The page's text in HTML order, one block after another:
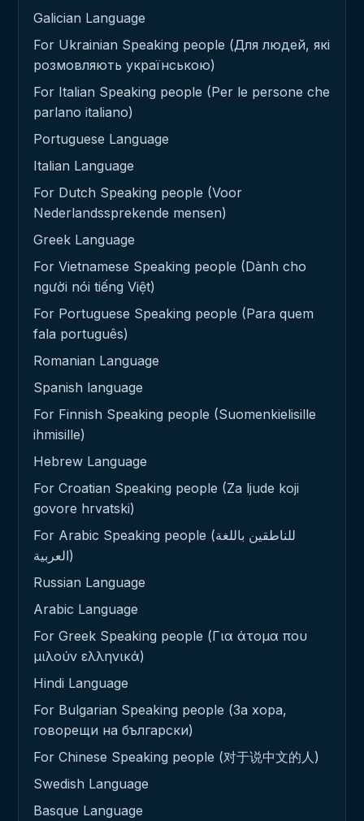
Galician Language
For Ukrainian Speaking people (Для людей, які
розмовляють українською)
For Italian Speaking people (Per le persone che
parlano italiano)
Portuguese Language
Italian Language
For Dutch Speaking people (Voor
Nederlandssprekende mensen)
Greek Language
For Vietnamese Speaking people (Dành cho
người nói tiếng Việt)
For Portuguese Speaking people (Para quem
fala português)
Romanian Language
Spanish language
For Finnish Speaking people (Suomenkielisille
ihmisille)
Hebrew Language
For Croatian Speaking people (Za ljude koji
govore hrvatski)
For Arabic Speaking people (للناطقين باللغة
العربية)
Russian Language
Arabic Language
For Greek Speaking people (Για άτομα που
μιλούν ελληνικά)
Hindi Language
For Bulgarian Speaking people (За хора,
говорещи на български)
For Chinese Speaking people (对于说中文的人)
Swedish Language
Basque Language